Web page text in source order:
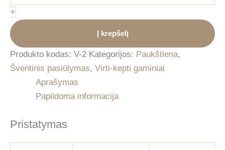
vyniotinis
su
džiovintais
+
Į krepšelį
Produkto kodas: V-2 Kategorijos: Paukštiena,
Šventinis pasiūlymas, Virti-kepti gaminiai
Aprašymas
Papildoma informacija
Pristatymas